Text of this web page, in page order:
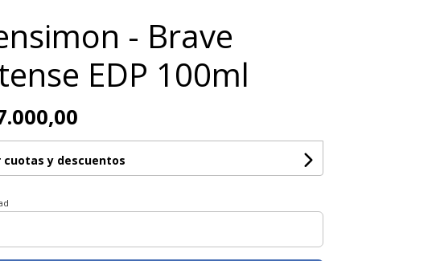
- Brave
EDP 100ml
cuotas y descuentos